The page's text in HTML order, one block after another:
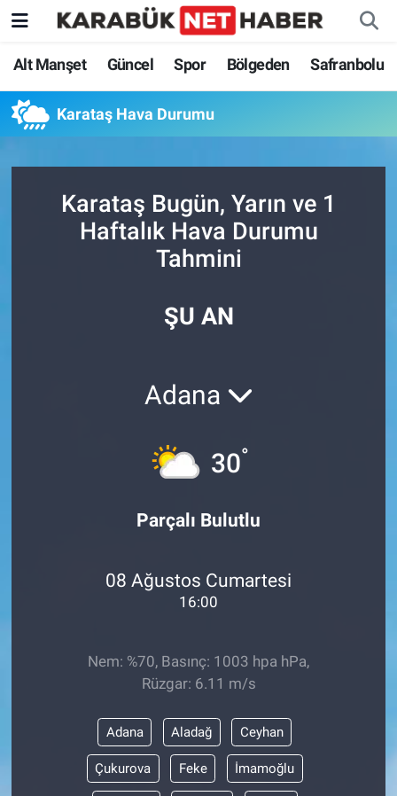
Alt Manşet Güncel Spor Bölgeden Safranbolu
Karataş Hava Durumu
Karataş Bugün, Yarın ve 1
Haftalık Hava Durumu
Tahmini
ŞU AN
Adana
30°
Parçalı Bulutlu
08 Ağustos Cumartesi
16:00
Nem: %70, Basınç: 1003 hpa hPa,
Rüzgar: 6.11 m/s
Adana Aladağ Ceyhan
Çukurova Feke İmamoğlu